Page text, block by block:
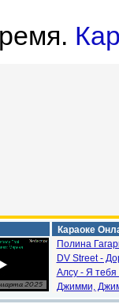
Караоке
Полина
DV Street -
Алсу - Я
Джимми,